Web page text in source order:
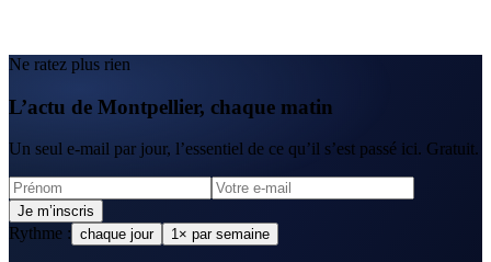
Ne ratez plus rien
L’actu de Montpellier, chaque matin
Un seul e-mail par jour, l’essentiel de ce qu’il s’est passé ici. Gratuit.
Je m’inscris
Rythme : chaque jour 1× par semaine